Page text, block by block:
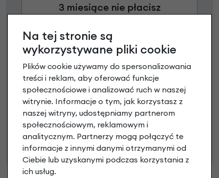
3 miesiące nie płacisz
Poznaj szczegóły
Niniejsza propozycja nie stanowi oferty w rozumieniu art.
66 Kodeksu Cywilnego. Ostateczna decyzja o warunkach
i przyznaniu kredytu zostanie podjęta po ocenie
zdolności kredytowej.
Na tej stronie są
wykorzystywane pliki cookie
Plików cookie używamy do spersonalizowania
treści i reklam, aby oferować funkcje
społecznościowe i analizować ruch w naszej
witrynie. Informacje o tym, jak korzystasz z
naszej witryny, udostępniamy partnerom
społecznościowym, reklamowym i
analitycznym. Partnerzy mogą połączyć te
informacje z innymi danymi otrzymanymi od
Ciebie lub uzyskanymi podczas korzystania z
ich usług.